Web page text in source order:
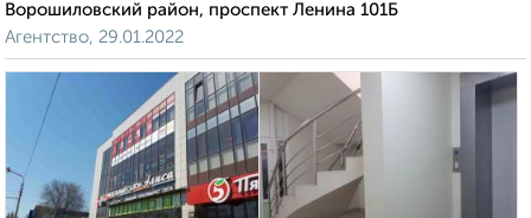
Ворошиловский район, проспект Ленина 101Б
Агентство, 29.01.2022